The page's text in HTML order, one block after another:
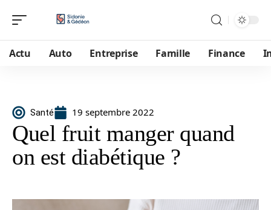
Actu Auto Entreprise Famille Finance
Santé 19 septembre 2022
Quel fruit manger quand
on est diabétique ?